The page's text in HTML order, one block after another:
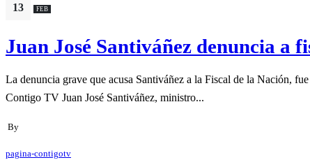
13 FEB
Juan José Santiváñez denuncia a
La denuncia grave que acusa Santiváñez a la Fiscal de la Nación,
Contigo TV Juan José Santiváñez, ministro...
By
pagina-contigotv